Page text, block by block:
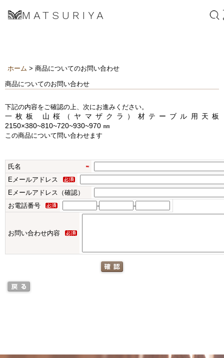
MATSURIYA
ホーム > 商品についてのお問い合わせ
商品についてのお問い合わせ
下記の内容をご確認の上、次にお進みください。
一枚板 山桜（ヤマザクラ）材テーブル用天板
2150×380~810~720~930~970 ㎜
この商品について問い合わせます
氏名
Eメールアドレス
Eメールアドレス（確認）
お電話番号
- -
お問い合わせ内容